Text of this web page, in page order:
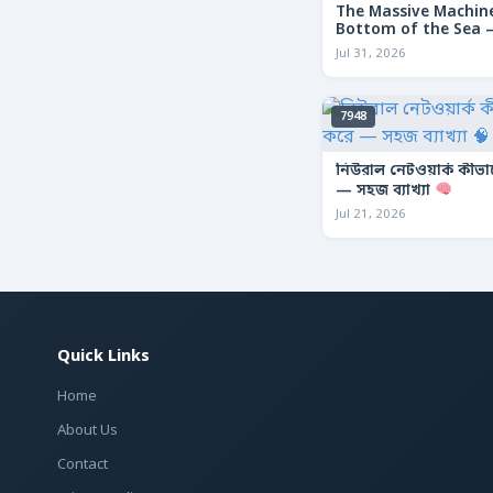
The Massive
Bottom of the Sea —
তলদেশে লুকানো
Jul 31, 2026
7948
নিউরাল নেটওয়ার্ক
— সহজ ব্যাখ্যা
Jul 21, 2026
Quick Links
Home
About Us
Contact